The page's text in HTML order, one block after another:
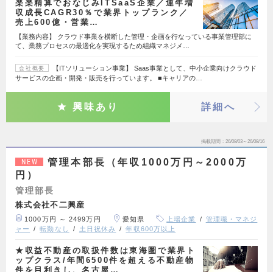
楽楽精算でおなじみITSaaS企業／連年増
収成長CAGR30％で業界トップランク／
売上600億・営業…
【業務内容】 クラウド事業を横断した管理・企画を行なっている事業管理部に
て、業務プロセスの最適化を実現するため組織マネジメ…
会社概要
【ITソリューション事業】 Saas事業として、中小企業向けクラウド
サービスの企画・開発・販売を行っています。 ■キャリアの…
興味あり 詳細へ
掲載期間 26/08/03～26/08/16
NEW
管理本部長（年収1000万円～2000万
円）
管理部長
株式会社不二興産
1000万円 ～ 2499万円 愛知県 上場企業
管理職・マネジ
ャー
転勤なし 土日祝休み 年収600万以上
★収益不動産の取扱件数は東海圏で業界ト
ップクラス/年間6500件を超える不動産物
件を目利きし、名古屋…